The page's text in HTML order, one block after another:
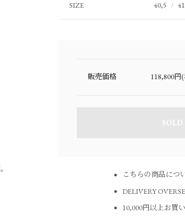
SIZE 40,5 /
販売価格 118,800円
SOLD
こちらの商品につ
DELIVERY
10,000円以上お買